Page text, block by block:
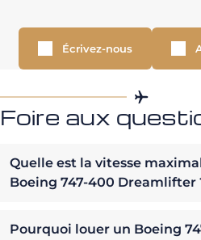
Écrivez-nous
Foire aux
Quelle est la vitesse
Boeing 747-400 Dreamlifter
Pourquoi louer un Boeing